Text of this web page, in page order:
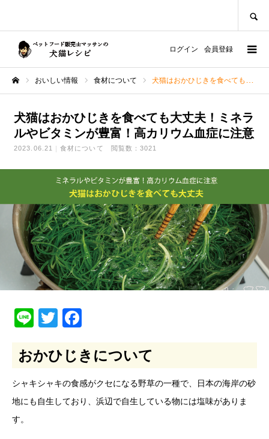
ログイン 会員登録
おいしい情報 食材について 犬猫はおかひじきを食べても大丈夫！ミネラルやビタミンが豊富！高カリウム血症に注意
犬猫はおかひじきを食べても大丈夫！ミネラ
ルやビタミンが豊富！高カリウム血症に注意
2023.06.21 食材について 閲覧数：3021
LineTwitter
おかひじきについて
シャキシャキの食感がクセになる野草の一種で、日本の海岸の砂
地にも自生しており、浜辺で自生している物には塩味がありま
す。